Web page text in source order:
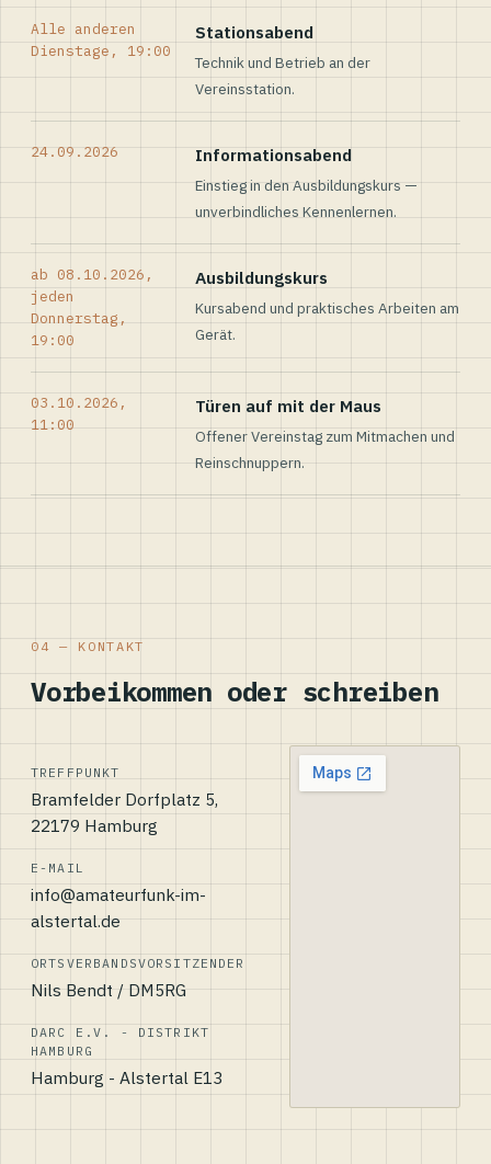
Alle anderen
Dienstage, 19:00
Stationsabend
Technik und Betrieb an der
Vereinsstation.
24.09.2026 Informationsabend
Einstieg in den Ausbildungskurs —
unverbindliches Kennenlernen.
ab 08.10.2026,
jeden
Donnerstag,
19:00
Ausbildungskurs
Kursabend und praktisches Arbeiten am
Gerät.
03.10.2026,
11:00
Türen auf mit der Maus
Offener Vereinstag zum Mitmachen und
Reinschnuppern.
04 — KONTAKT
Vorbeikommen oder schreiben
TREFFPUNKT
Bramfelder Dorfplatz 5,
22179 Hamburg
E-MAIL
info@amateurfunk-im-
alstertal.de
ORTSVERBANDSVORSITZENDER
Nils Bendt / DM5RG
DARC E.V. - DISTRIKT
HAMBURG
Hamburg - Alstertal E13